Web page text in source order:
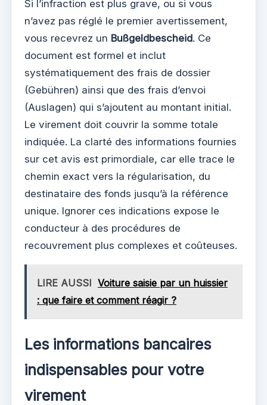
Si l’infraction est plus grave, ou si vous
n’avez pas réglé le premier avertissement,
vous recevrez un Bußgeldbescheid. Ce
document est formel et inclut
systématiquement des frais de dossier
(Gebühren) ainsi que des frais d’envoi
(Auslagen) qui s’ajoutent au montant initial.
Le virement doit couvrir la somme totale
indiquée. La clarté des informations fournies
sur cet avis est primordiale, car elle trace le
chemin exact vers la régularisation, du
destinataire des fonds jusqu’à la référence
unique. Ignorer ces indications expose le
conducteur à des procédures de
recouvrement plus complexes et coûteuses.
LIRE AUSSI Voiture saisie par un huissier
: que faire et comment réagir ?
Les informations bancaires
indispensables pour votre
virement